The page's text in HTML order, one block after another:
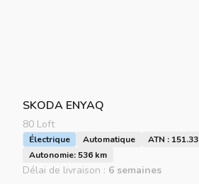
SKODA ENYAQ
80 Loft
Électrique Automatique ATN : 151.33
Autonomie: 536 km
Délai de livraison : 6 semaines